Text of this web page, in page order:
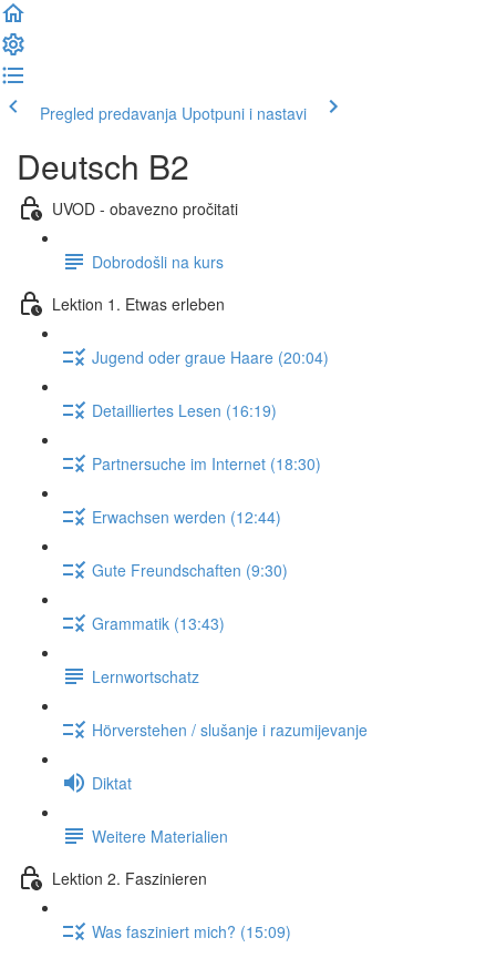
Pregled predavanja Upotpuni i nastavi
Deutsch B2
UVOD - obavezno pročitati
Dobrodošli na kurs
Lektion 1. Etwas erleben
Jugend oder graue Haare (20:04)
Detailliertes Lesen (16:19)
Partnersuche im Internet (18:30)
Erwachsen werden (12:44)
Gute Freundschaften (9:30)
Grammatik (13:43)
Lernwortschatz
Hörverstehen / slušanje i razumijevanje
Diktat
Weitere Materialien
Lektion 2. Faszinieren
Was fasziniert mich? (15:09)